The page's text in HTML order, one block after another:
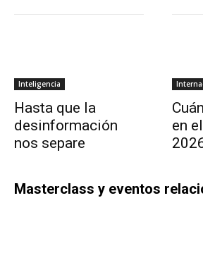
Inteligencia
Hasta que la
desinformación
nos separe
en
Masterclass y eventos